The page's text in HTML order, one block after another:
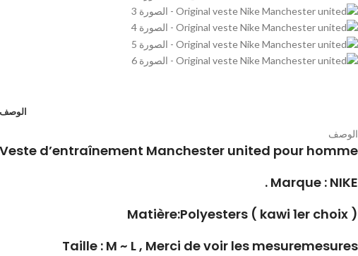
الوصف
d’entraînement Manchester united pour homme .
Marque : NIKE .
Matière:Polyesters ( kawi 1er choix )
Taille : M ~ L , Merci de voir les mesuremesures